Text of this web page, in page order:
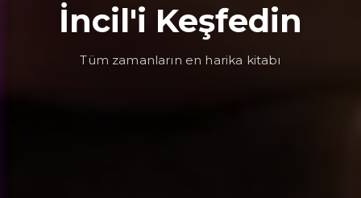
İncil'i Keşfedin
Tüm zamanların en harika kitabı